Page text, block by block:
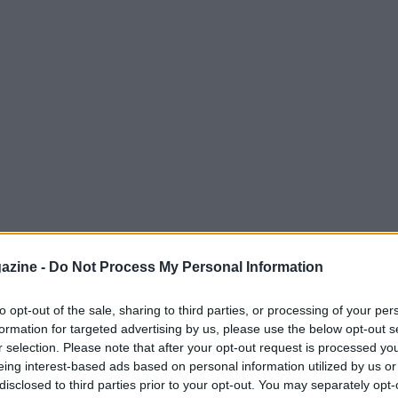
- Do Not Process My Personal Information
opt-out of the sale, sharing to third parties, or processing of your
for targeted advertising by us, please use the below opt-out
selection. Please note that after your opt-out request is processed
interest-based ads based on personal information utilized by us
to third parties prior to your opt-out. You may separately
Cesare Fiorio ha detto la sua sulla coppia
linea giovane e penso che sia stata la
in alto, questi ragazzi hanno dovuto
minori, diventando aggressivi e
meno”.